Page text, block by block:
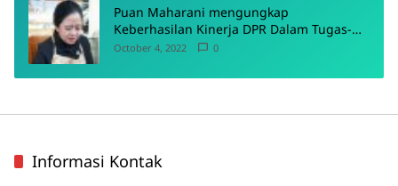
Puan Maharani mengungkap
Keberhasilan Kinerja DPR Dalam Tugas-
Tugas Pokoknya
October 4, 2022 0
Informasi Kontak